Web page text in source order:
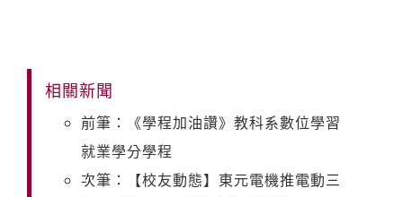
相關新聞
前筆：《學程加油讚》教科系數位學習
就業學分學程
次筆：【校友動態】東元電機推電動三